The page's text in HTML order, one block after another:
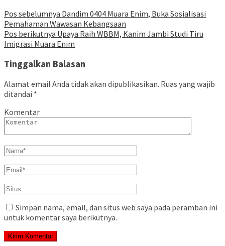
Pos sebelumnya Dandim 0404 Muara Enim, Buka Sosialisasi
Pemahaman Wawasan Kebangsaan
Pos berikutnya Upaya Raih WBBM, Kanim Jambi Studi Tiru
Imigrasi Muara Enim
Tinggalkan Balasan
Alamat email Anda tidak akan dipublikasikan. Ruas yang wajib
ditandai *
Komentar
Simpan nama, email, dan situs web saya pada peramban ini
untuk komentar saya berikutnya.